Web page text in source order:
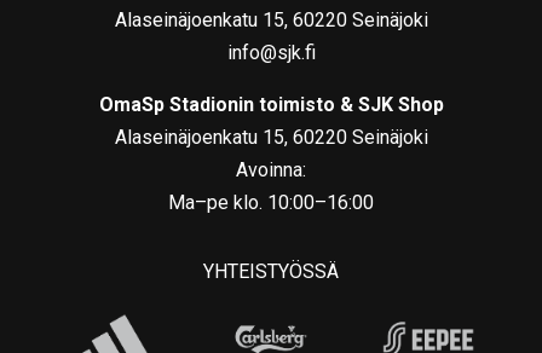
Alaseinäjoenkatu 15, 60220 Seinäjoki
info@sjk.fi
OmaSp Stadionin toimisto & SJK Shop
Alaseinäjoenkatu 15, 60220 Seinäjoki
Avoinna:
Ma–pe klo. 10:00–16:00
YHTEISTYÖSSÄ